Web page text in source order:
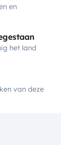
en
het land
van deze